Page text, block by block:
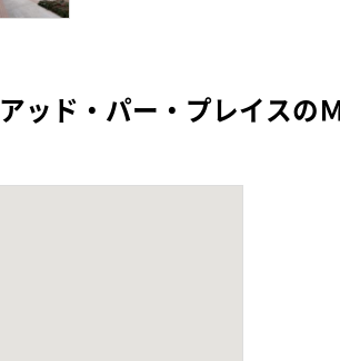
アッド・パー・プレイスの